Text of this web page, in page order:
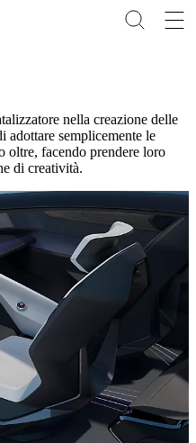
nella creazione delle
semplicemente le
oltre, facendo prendere loro
di creatività.